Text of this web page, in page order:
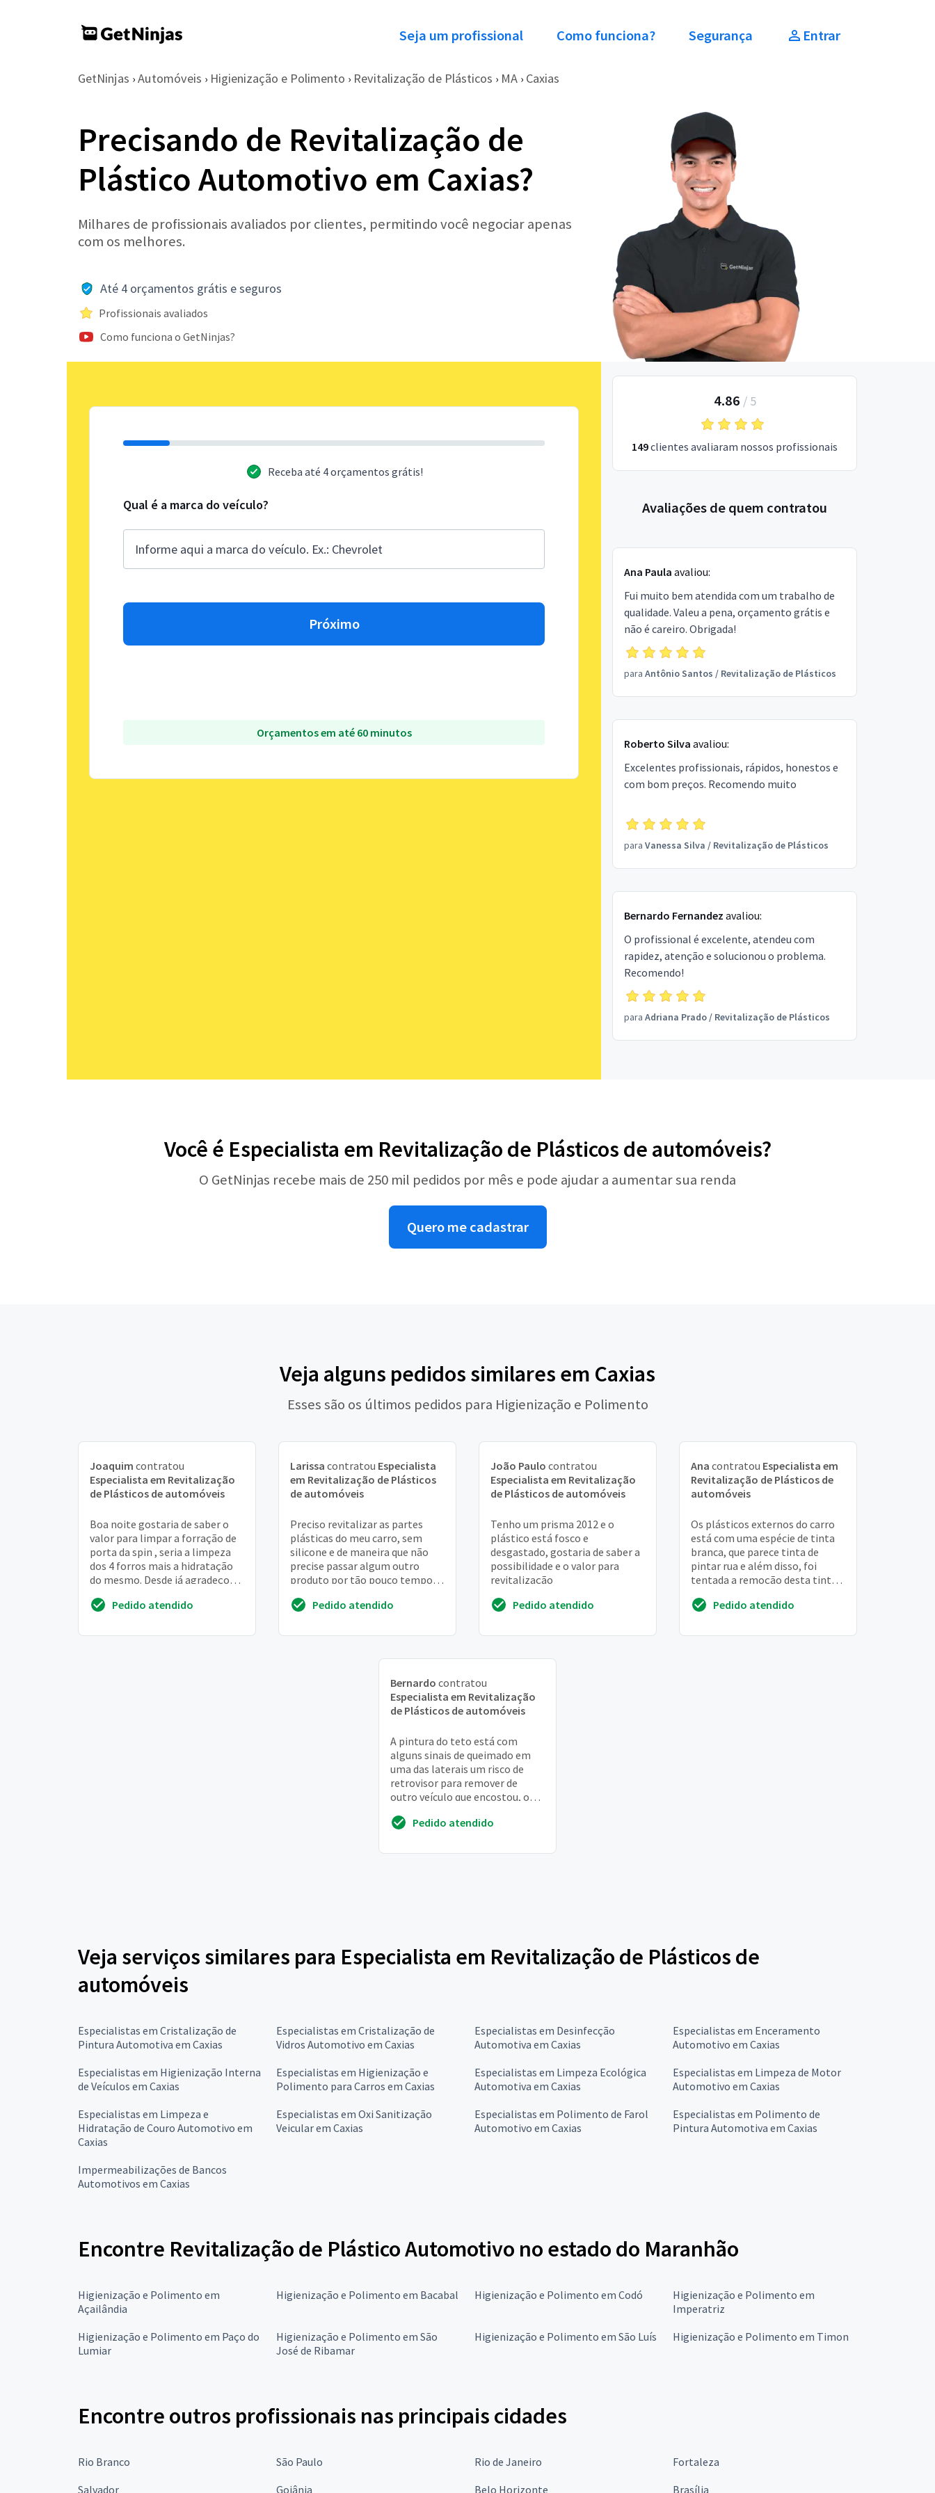
Seja um profissional Como funciona? Segurança Entrar
GetNinjas › Automóveis › Higienização e Polimento › Revitalização de Plásticos › MA › Caxias
Precisando de Revitalização de
Plástico Automotivo em Caxias?
Milhares de profissionais avaliados por clientes, permitindo você negociar apenas
com os melhores.
Até 4 orçamentos grátis e seguros
Profissionais avaliados
Como funciona o GetNinjas?
Receba até 4 orçamentos grátis!
Qual é a marca do veículo?
Próximo
Orçamentos em até 60 minutos
4.86 / 5
149clientes avaliaram nossos profissionais
Avaliações de quem contratou
Ana Paula avaliou:
Fui muito bem atendida com um trabalho de
qualidade. Valeu a pena, orçamento grátis e
não é careiro. Obrigada!
para Antônio Santos / Revitalização de Plásticos
Roberto Silva avaliou:
Excelentes profissionais, rápidos, honestos e
com bom preços. Recomendo muito
para Vanessa Silva / Revitalização de Plásticos
Bernardo Fernandez avaliou:
O profissional é excelente, atendeu com
rapidez, atenção e solucionou o problema.
Recomendo!
para Adriana Prado/ Revitalização de Plásticos
Você é Especialista em Revitalização de Plásticos de automóveis?
O GetNinjas recebe mais de 250 mil pedidos por mês e pode ajudar a aumentar sua renda
Quero me cadastrar
Veja alguns pedidos similares em Caxias
Esses são os últimos pedidos para Higienização e Polimento
Joaquim contratou
Especialista em Revitalização
de Plásticos de automóveis
Boa noite gostaria de saber o
valor para limpar a forração de
porta da spin , seria a limpeza
dos 4 forros mais a hidratação
do mesmo. Desde já agradeço
Pedido atendido
Larissa contratou Especialista
em Revitalização de Plásticos
de automóveis
Preciso revitalizar as partes
plásticas do meu carro, sem
silicone e de maneira que não
precise passar algum outro
produto por tão pouco tempo,
pretoPedido atendido
João Paulo contratou
Especialista em Revitalização
de Plásticos de automóveis
Tenho um prisma 2012 e o
plástico está fosco e
desgastado, gostaria de saber a
possibilidade e o valor para
revitalização
Pedido atendido
Ana contratou Especialista em
Revitalização de Plásticos de
automóveis
Os plásticos externos do carro
está com uma espécie de tinta
branca, que parece tinta de
pintar rua e além disso, foi
tentada a remoção desta tinta
esbranqui...
Pedido atendido
Bernardo contratou
Especialista em Revitalização
de Plásticos de automóveis
A pintura do teto está com
alguns sinais de queimado em
uma das laterais um risco de
retrovisor para remover de
outro veículo que encostou, o
normalmente, ou seja ap...
Pedido atendido
Veja serviços similares para Especialista em Revitalização de Plásticos de
automóveis
Especialistas em Cristalização de
Pintura Automotiva em Caxias
Especialistas em Cristalização de
Vidros Automotivo em Caxias
Especialistas em Desinfecção
Automotiva em Caxias
Especialistas em Enceramento
Automotivo em Caxias
Especialistas em Higienização Interna
de Veículos em Caxias
Especialistas em Higienização e
Polimento para Carros em Caxias
Especialistas em Limpeza Ecológica
Automotiva em Caxias
Especialistas em Limpeza de Motor
Automotivo em Caxias
Especialistas em Limpeza e
Hidratação de Couro Automotivo em
Caxias
Especialistas em Oxi Sanitização
Veicular em Caxias
Especialistas em Polimento de Farol
Automotivo em Caxias
Especialistas em Polimento de
Pintura Automotiva em Caxias
Impermeabilizações de Bancos
Automotivos em Caxias
Encontre Revitalização de Plástico Automotivo no estado do Maranhão
Higienização e Polimento em
Açailândia
Higienização e Polimento em Bacabal Higienização e Polimento em Codó
Higienização e Polimento em
Imperatriz
Higienização e Polimento em Paço do
Lumiar
Higienização e Polimento em São
José de Ribamar
Higienização e Polimento em São Luís Higienização e Polimento em Timon
Encontre outros profissionais nas principais cidades
Rio Branco São Paulo Rio de Janeiro
Fortaleza
Salvador
Goiânia Belo Horizonte Brasília